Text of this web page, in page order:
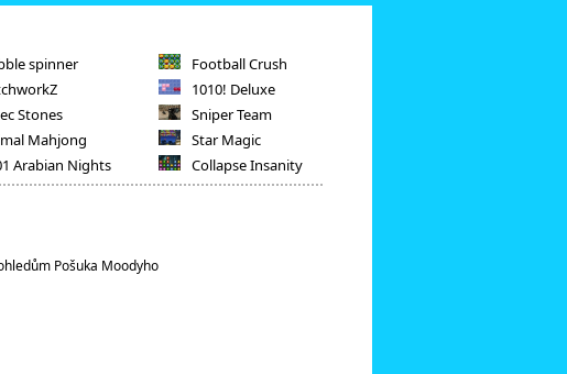
spinner
Stones
Mahjong
Arabian Nights
Football Crush
1010! Deluxe
Sniper Team
Star Magic
Collapse Insanity
Pošuka Moodyho